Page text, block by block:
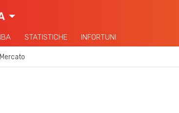
STATISTICHE INFORTUNI
Mercato